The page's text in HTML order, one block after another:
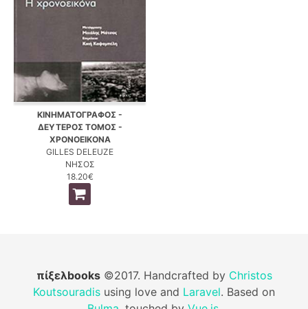
ΚΙΝΗΜΑΤΟΓΡΑΦΟΣ -
ΔΕΥΤΕΡΟΣ ΤΟΜΟΣ -
ΧΡΟΝΟΕΙΚΟΝΑ
GILLES DELEUZE
ΝΗΣΟΣ
18.20€
πίξελbooks©2017. Handcrafted by Christos
Koutsouradis using love and Laravel. Based on